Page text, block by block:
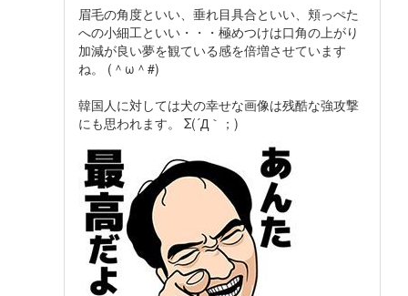
眉毛の角度といい、垂れ目具合といい、頬っぺた
への小細工といい・・・極めつけは口角の上がり
加減が良い夢を観ている感を倍増させています
ね。 (＾ω＾#)
韓国人に対しては犬の幸せな画像は残酷な強攻撃
にも思われます。 Σ(´Д｀；)